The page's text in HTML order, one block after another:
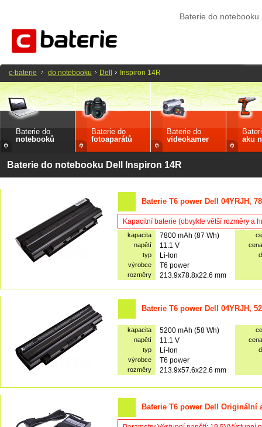
Baterie do
Baterie do
notebooků
Baterie do
fotoaparátů
Baterie do
videokamer
aku
Baterie do notebooku Dell Inspiron 14R
Baterie T6 power Dell 04YRJH,
Kapacitní baterie (obvykle větší rozměry a
kapacita 7800 mAh (87 Wh)
napětí
11.1 V
typ
Li-Ion
výrobce
T6 power
rozměry 213.9x78.8x22.6 mm
Baterie T6 power Dell 04YRJH,
kapacita 5200 mAh (58 Wh)
napětí
11.1 V
typ
Li-Ion
výrobce
T6 power
rozměry 213.9x57.6x22.6 mm
Baterie T6 power Dell Originální
c-baterie do notebooku Dell Inspiron 14R